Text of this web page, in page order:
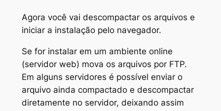
Agora você vai descompactar os arquivos e
iniciar a instalação pelo navegador.
Se for instalar em um ambiente online
(servidor web) mova os arquivos por FTP.
Em alguns servidores é possível enviar o
arquivo ainda compactado e descompactar
diretamente no servidor, deixando assim